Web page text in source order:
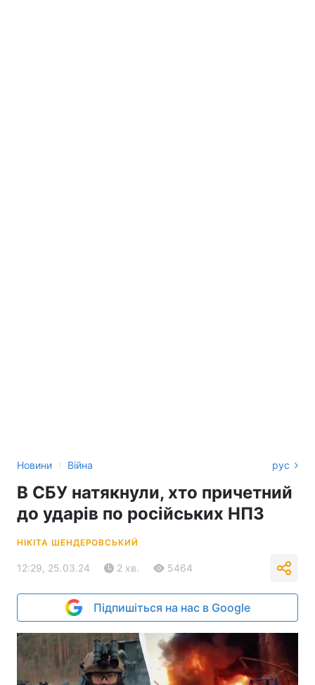
Новини › Війна рус
В СБУ натякнули, хто причетний
до ударів по російських НПЗ
НІКІТА ШЕНДЕРОВСЬКИЙ
12:29, 25.03.24 2 хв. 5464
Підпишіться на нас в Google